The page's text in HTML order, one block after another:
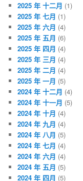
2025 年 十二月 (1)
2025 年 七月 (1)
2025 年 六月 (4)
2025 年 五月 (6)
2025 年 四月 (4)
2025 年 三月 (4)
2025 年 二月 (4)
2025 年 一月 (5)
2024 年 十二月 (4)
2024 年 十一月 (5)
2024 年 十月 (4)
2024 年 九月 (4)
2024 年 八月 (5)
2024 年 七月 (4)
2024 年 六月 (4)
2024 年 五月 (5)
2024 年 四月 (5)